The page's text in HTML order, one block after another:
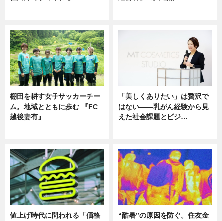
棚田を耕す女子サッカーチー
ム。地域とともに歩む 『FC
越後妻有』
「美しくありたい」は贅沢で
はない――乳がん経験から見
えた社会課題とビジ…
値上げ時代に問われる「価格
“酷暑”の原因を防ぐ。住友金